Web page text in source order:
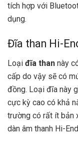
tích hợp với
dụng.
Đĩa than Hi-
Loại đĩa than này
cấp do vậy sẽ có
đồng. Loại đĩa này
cực kỳ cao có khả
trường có rất ít bản
dàn âm thanh Hi-